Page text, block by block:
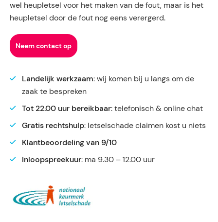
wel heupletsel voor het maken van de fout, maar is het
heupletsel door de fout nog eens verergerd.
Neem contact op
Landelijk werkzaam: wij komen bij u langs om de
zaak te bespreken
Tot 22.00 uur bereikbaar: telefonisch & online chat
Gratis rechtshulp: letselschade claimen kost u niets
Klantbeoordeling van 9/10
Inloopspreekuur: ma 9.30 – 12.00 uur